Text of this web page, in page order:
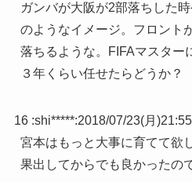
ガンバが大阪が2部落ちした
のようなイメージ。フロント
落ちるような。FIFAマスター
３年くらい任せたらどうか？
16 :shi*****:2018/07/23(月
宮本はもっと大事に育てて欲
果出してからでも良かったの